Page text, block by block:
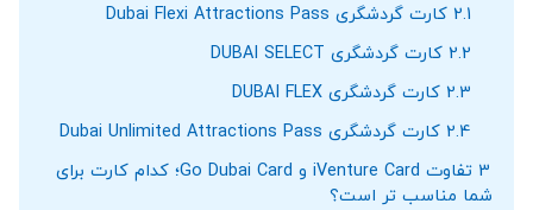
2.1 کارت گردشگری Dubai Flexi Attractions Pass
2.2 کارت گردشگری DUBAI SELECT
2.3 کارت گردشگری DUBAI FLEX
2.4 کارت گردشگری Dubai Unlimited Attractions Pass
3
تفاوت iVenture Card و Go Dubai Card؛ کدام کارت برای
شما مناسب ‌تر است؟